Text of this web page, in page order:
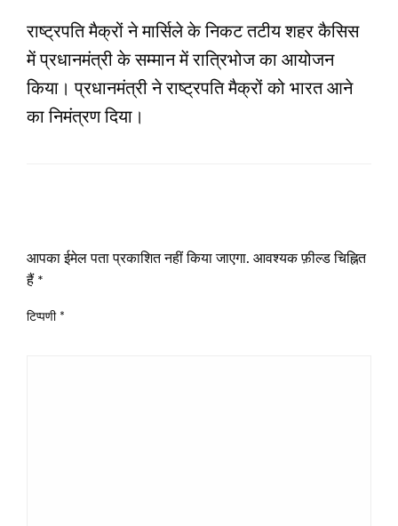
राष्ट्रपति मैक्रों ने मार्सिले के निकट तटीय शहर कैसिस
में प्रधानमंत्री के सम्मान में रात्रिभोज का आयोजन
किया। प्रधानमंत्री ने राष्ट्रपति मैक्रों को भारत आने
का निमंत्रण दिया।
आपका ईमेल पता प्रकाशित नहीं किया जाएगा. आवश्यक फ़ील्ड चिह्नित
हैं *
टिप्पणी *